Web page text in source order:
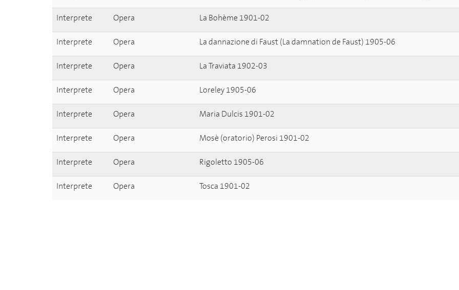
Interprete Opera La Bohème 1901-02
Interprete Opera La dannazione di Faust (La damnation de Faust) 1905-06
Interprete Opera La Traviata 1902-03
Interprete Opera Loreley 1905-06
Interprete Opera Maria Dulcis 1901-02
Interprete Opera Mosè (oratorio) Perosi 1901-02
Interprete Opera Rigoletto 1905-06
Interprete Opera Tosca 1901-02